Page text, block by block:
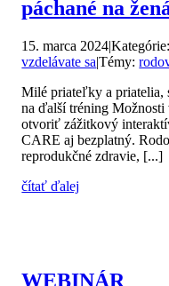
páchané na
15. marca 2024|
vzdelávate sa|Témy:
Milé priateľky a priatelia,
na ďalší tréning
otvoriť zážitkový
CARE aj bezplatný.
reprodukčné zdravie, [...]
čítať ďalej
WEBINÁR